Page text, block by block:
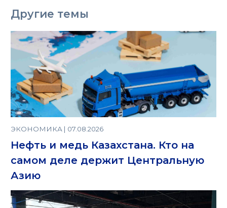
Другие темы
ЭКОНОМИКА | 07.08.2026
Нефть и медь Казахстана. Кто на
самом деле держит Центральную
Азию